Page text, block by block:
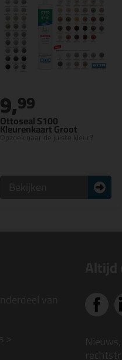
Ottoseal S100
Kleurenkaart Groot
Opzoek naar de juiste kleur?
9,99